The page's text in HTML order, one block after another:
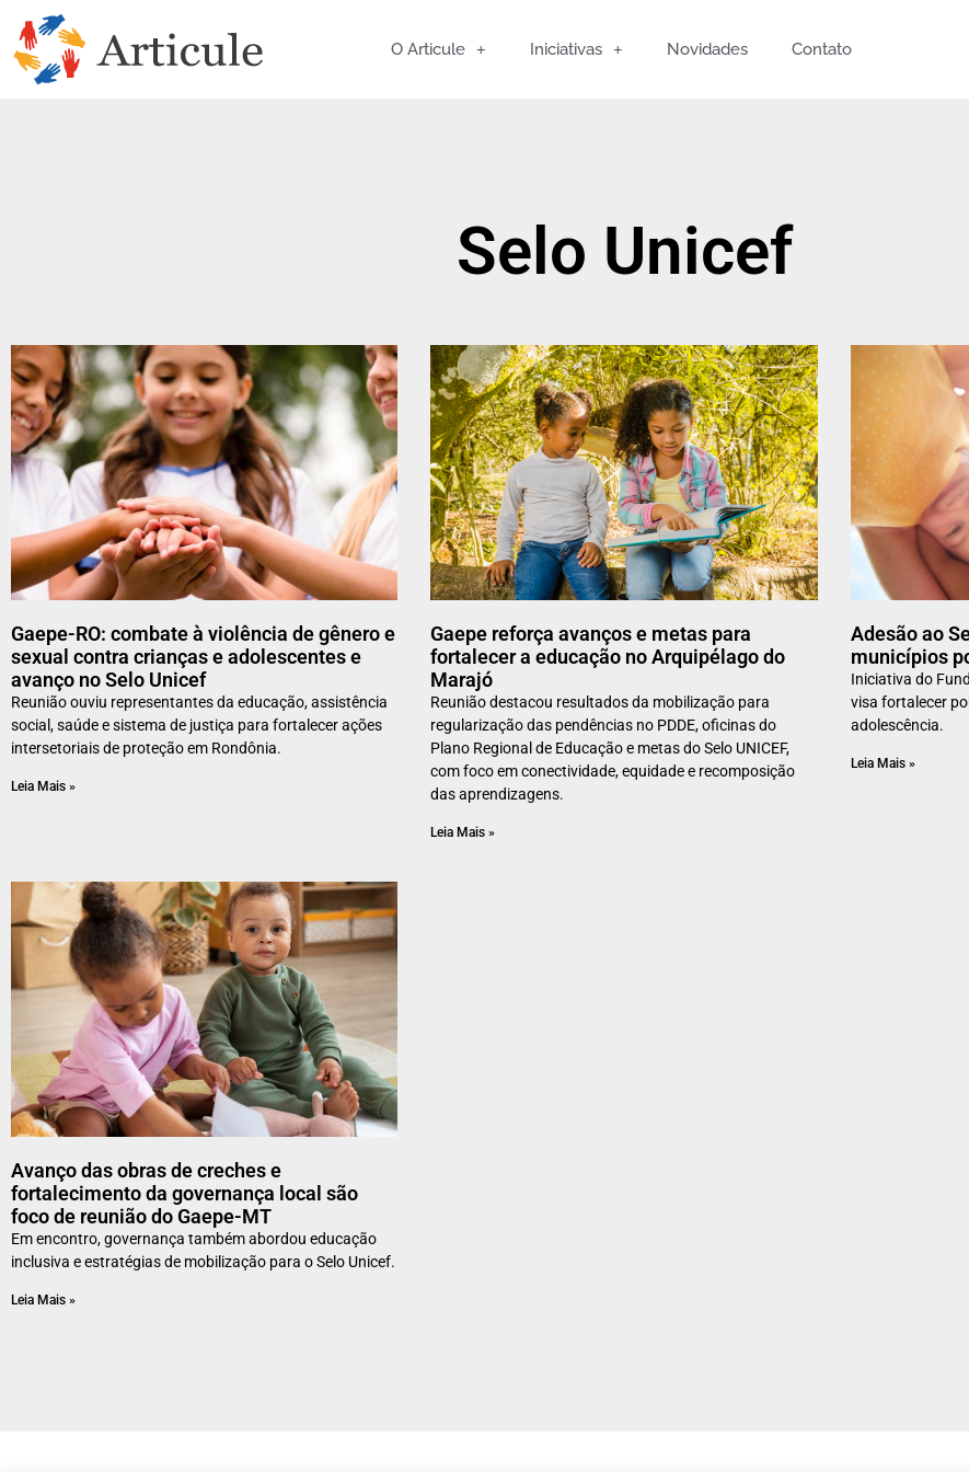
O Articule Iniciativas Novidades Contato
Selo Unicef
Gaepe-RO: combate à violência de gênero e
sexual contra crianças e adolescentes e
avanço no Selo Unicef
Reunião ouviu representantes da educação, assistência
social, saúde e sistema de justiça para fortalecer ações
intersetoriais de proteção em Rondônia.
Leia Mais »
Gaepe reforça avanços e metas para
fortalecer a educação no Arquipélago do
Marajó
Reunião destacou resultados da mobilização para
regularização das pendências no PDDE, oficinas do
Plano Regional de Educação e metas do Selo UNICEF,
com foco em conectividade, equidade e recomposição
das aprendizagens.
Leia Mais »
Adesão ao
municípios
Iniciativa do
visa fortalecer
adolescência.
Leia Mais »
Avanço das obras de creches e
fortalecimento da governança local são
foco de reunião do Gaepe-MT
Em encontro, governança também abordou educação
inclusiva e estratégias de mobilização para o Selo Unicef.
Leia Mais »